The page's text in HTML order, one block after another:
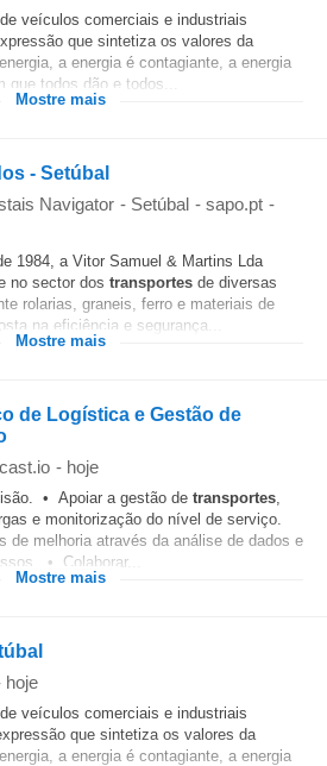
veículos comerciais e industriais
que sintetiza os valores da
a energia é contagiante, a energia
todos dão e todos...
Mostre mais
- Setúbal
Navigator - Setúbal - sapo.pt -
1984, a Vitor Samuel & Martins Lda
no sector dos transportes de diversas
rolarias, graneis, ferro e materiais de
na eficiência e segurança...
Mostre mais
de Logística e Gestão de
- hoje
• Apoiar a gestão de transportes,
e monitorização do nível de serviço.
de melhoria através da análise de dados e
• Colaborar...
Mostre mais
hoje
veículos comerciais e industriais
que sintetiza os valores da
a energia é contagiante, a energia